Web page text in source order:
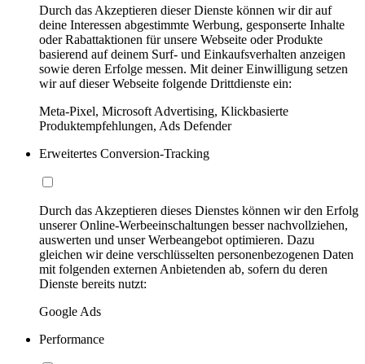
Durch das Akzeptieren dieser Dienste können wir dir auf
deine Interessen abgestimmte Werbung, gesponserte Inhalte
oder Rabattaktionen für unsere Webseite oder Produkte
basierend auf deinem Surf- und Einkaufsverhalten anzeigen
sowie deren Erfolge messen. Mit deiner Einwilligung setzen
wir auf dieser Webseite folgende Drittdienste ein:
Meta-Pixel, Microsoft Advertising, Klickbasierte
Produktempfehlungen, Ads Defender
Erweitertes Conversion-Tracking
Durch das Akzeptieren dieses Dienstes können wir den Erfolg
unserer Online-Werbeeinschaltungen besser nachvollziehen,
auswerten und unser Werbeangebot optimieren. Dazu
gleichen wir deine verschlüsselten personenbezogenen Daten
mit folgenden externen Anbietenden ab, sofern du deren
Dienste bereits nutzt:
Google Ads
Performance